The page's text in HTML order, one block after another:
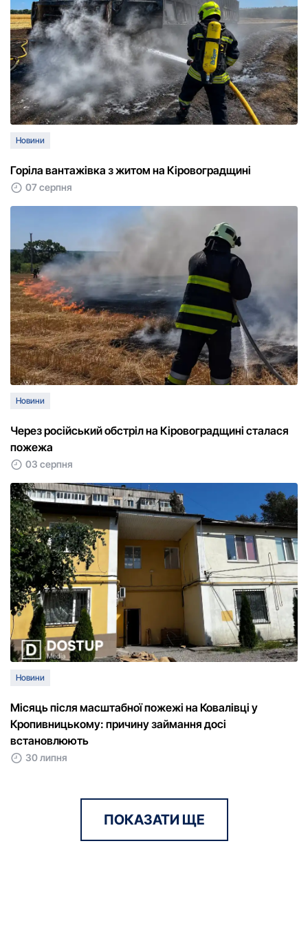
Новини
Горіла вантажівка з житом на Кіровоградщині
07 серпня
Новини
Через російський обстріл на Кіровоградщині сталася
пожежа
03 серпня
Новини
Місяць після масштабної пожежі на Ковалівці у
Кропивницькому: причину займання досі
встановлюють
30 липня
ПОКАЗАТИ ЩЕ